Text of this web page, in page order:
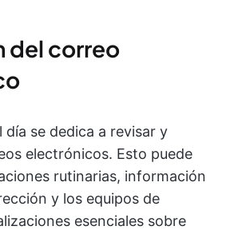
del correo
día se dedica a revisar y
electrónicos. Esto puede
rutinarias, información
y los equipos de
esenciales sobre